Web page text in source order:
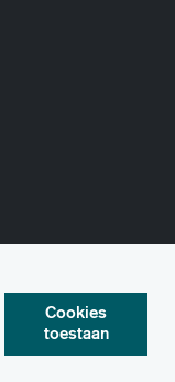
Cookies
toestaan